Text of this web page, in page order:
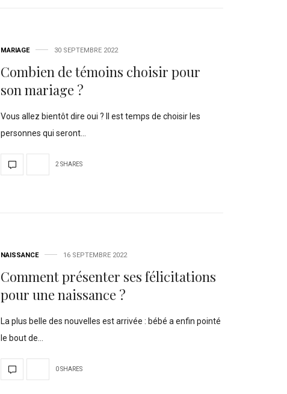
MARIAGE 30 SEPTEMBRE 2022
Combien de témoins choisir pour
son mariage ?
Vous allez bientôt dire oui ? Il est temps de choisir les
personnes qui seront…
2 SHARES
NAISSANCE 16 SEPTEMBRE 2022
Comment présenter ses félicitations
pour une naissance ?
La plus belle des nouvelles est arrivée : bébé a enfin pointé
le bout de…
0 SHARES